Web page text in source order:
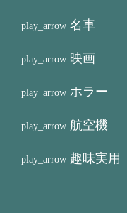
名車
映画
ホラー
航空機
趣味実用